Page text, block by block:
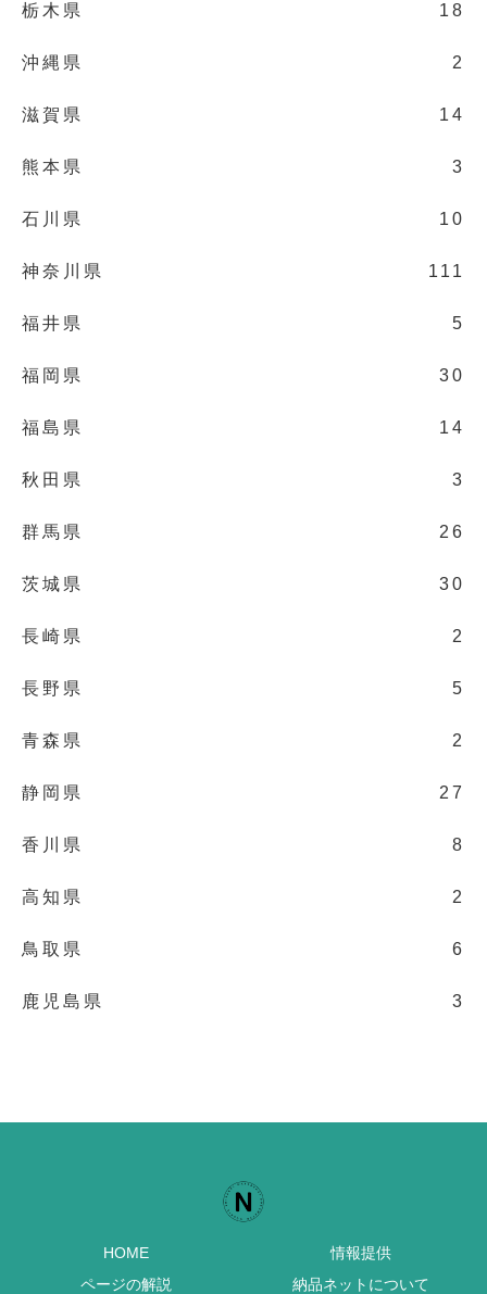
栃木県 18
沖縄県 2
滋賀県 14
熊本県 3
石川県 10
神奈川県 111
福井県 5
福岡県 30
福島県 14
秋田県 3
群馬県 26
茨城県 30
長崎県 2
長野県 5
青森県 2
静岡県 27
香川県 8
高知県 2
鳥取県 6
鹿児島県 3
HOME
情報提供
ページの解説
納品ネットについて